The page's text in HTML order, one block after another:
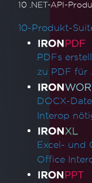
10 .NET-API-
10-Produkt-
PDFs
zu PDF für
DOCX-
Interop
Excel- und
Office